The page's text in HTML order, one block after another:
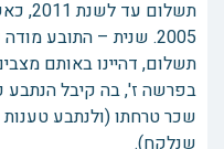
2005. שנית – התובע
תשלום, דהיינו באותם
בפרשה ז', בה קיבל הנתבע
שכר טרחתו (ולנתבע
שנלקח).